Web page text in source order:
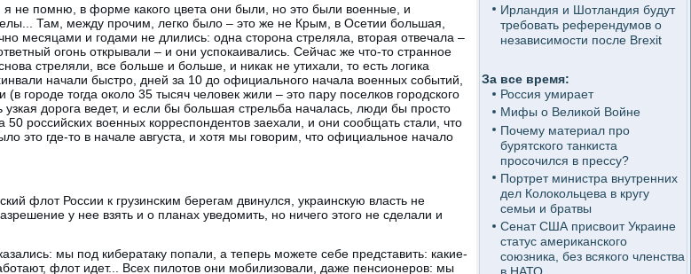
я не помню, в форме какого цвета они были, но это были военные, и
Там, между прочим, легко было – это же не Крым, в Осетии большая,
месяцами и годами не длились: одна сторона стреляла, вторая отвечала –
огонь открывали – и они успокаивались. Сейчас же что-то странное
стреляли, все больше и больше, и никак не утихали, то есть логика
начали быстро, дней за 10 до официального начала военных событий,
городе тогда около 35 тысяч человек жили – это пару поселков городского
дорога ведет, и если бы большая стрельба началась, люди бы просто
российских военных корреспондентов заехали, и они сообщать стали, что
это где-то в начале августа, и хотя мы говорим, что официальное начало
флот России к грузинским берегам двинулся, украинскую власть не
у нее взять и о планах уведомить, но ничего этого не сделали и
мы под кибератаку попали, а теперь можете себе представить: какие-
флот идет... Всех пилотов они мобилизовали, даже пенсионеров: мы
Ирландия и Шотландия будут
требовать референдумов о
независимости после Brexit
За все время:
Россия умирает
Мифы о Великой Войне
Почему материал про
бурятского танкиста
просочился в прессу?
Портрет министра внутренних
дел Колокольцева в кругу
семьи и братвы
Сенат США присвоит Украине
статус американского
союзника, без всякого членства